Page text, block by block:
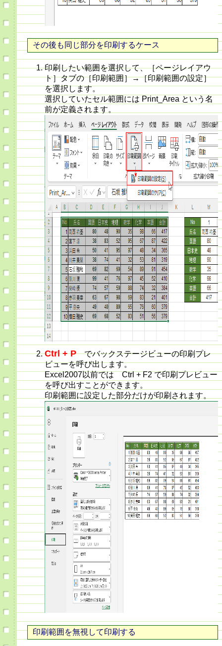
その後も同じ部分を印刷するケース
印刷したい範囲を選択して、［ページレイアウ
ト］タブの［印刷範囲］→［印刷範囲の設定］
を選択します。
選択していたセル範囲には Print_Area という名
前が定義されます。
Ctrl + Pでバックステージビューの印刷プレ
ビューを呼び出します。
Excel2007以前では Ctrl + F2 で印刷プレビュー
を呼び出すことができます。
印刷範囲に設定した部分だけが印刷されます。
印刷範囲を無視して印刷する